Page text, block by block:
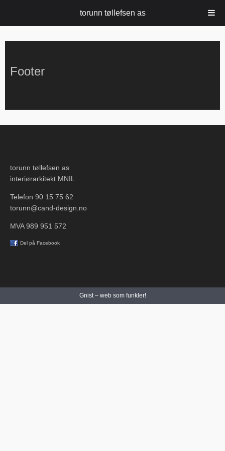
Footer
torunn tøllefsen as
interiørarkitekt MNIL
Telefon 90 15 75 62
torunn@cand-design.no
MVA 989 951 572
Del på Facebook
Gnist – web som funkler!
torunn tøllefsen as